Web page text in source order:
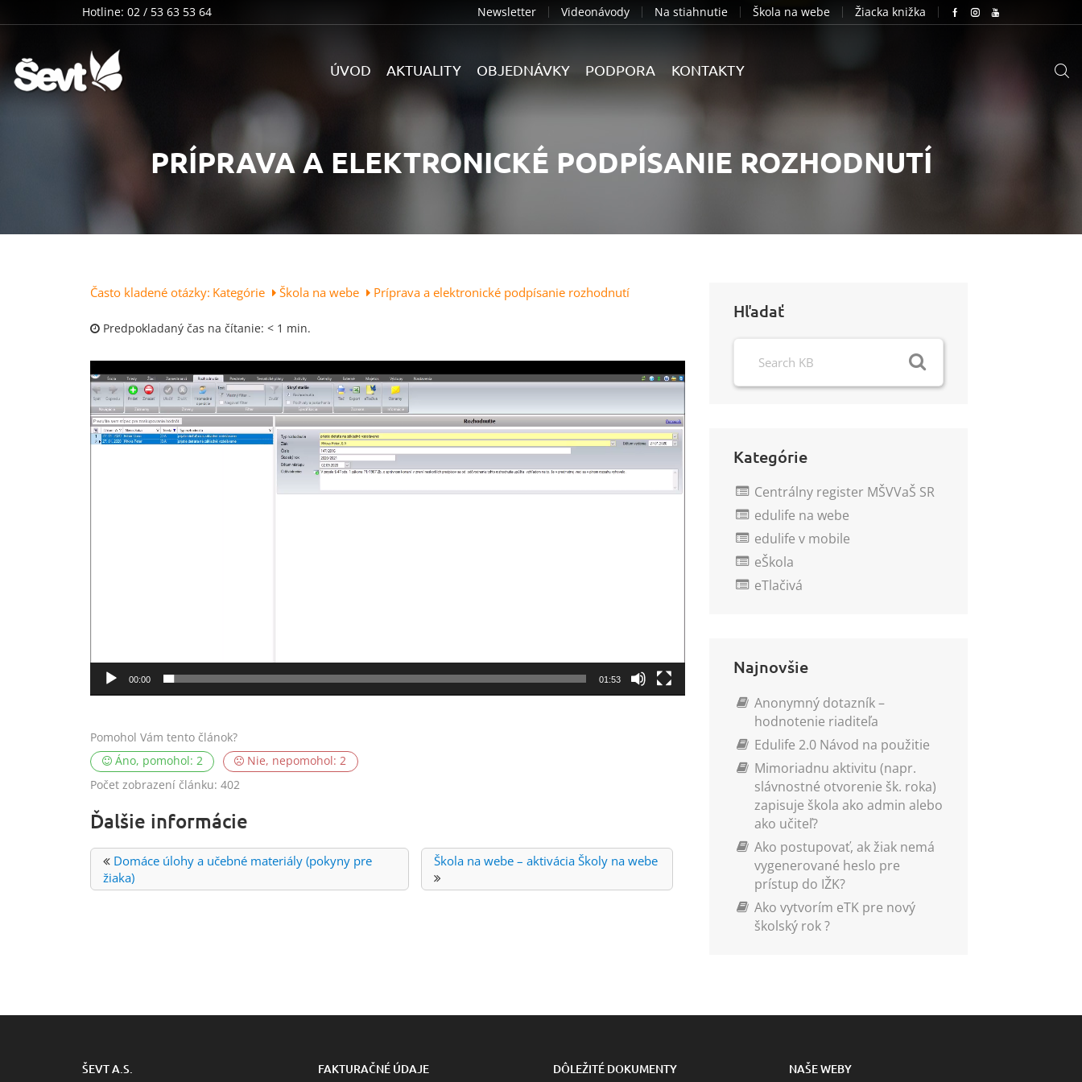
Hotline: 02 / 53 63 53 64 Newsletter Videonávody Na stiahnutie Škola na webe Žiacka knižka
ÚVOD AKTUALITY OBJEDNÁVKY PODPORA KONTAKTY
PRÍPRAVA A ELEKTRONICKÉ PODPÍSANIE ROZHODNUTÍ
Často kladené otázky: Kategórie Škola na webe Príprava a elektronické podpísanie rozhodnutí
Predpokladaný čas na čítanie: < 1 min.
prehrávač
00:00 01:53
Pomohol Vám tento článok?
Áno, pomohol: 2 Nie, nepomohol:2
Počet zobrazení článku: 402
Ďalšie informácie
Domáce úlohy a učebné materiály (pokyny pre
žiaka)
Škola na webe – aktivácia Školy na webe
Hľadať
Kategórie
Centrálny register MŠVVaŠ SR
edulife na webe
edulife v mobile
eŠkola
eTlačivá
Najnovšie
Anonymný dotazník –
hodnotenie riaditeľa
Edulife 2.0 Návod na použitie
Mimoriadnu aktivitu (napr.
slávnostné otvorenie šk. roka)
zapisuje škola ako admin alebo
ako učiteľ?
Ako postupovať, ak žiak nemá
vygenerované heslo pre
prístup do IŽK?
Ako vytvorím eTK pre nový
školský rok ?
ŠEVT A.S. FAKTURAČNÉ ÚDAJE DÔLEŽITÉ DOKUMENTY NAŠE WEBY